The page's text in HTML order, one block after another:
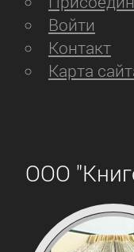
Войти
Контакт
Карта
ООО